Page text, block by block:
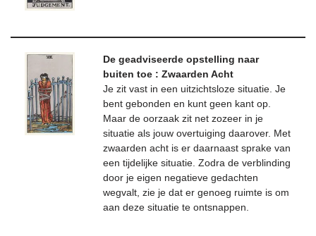
De geadviseerde opstelling naar
buiten toe : Zwaarden Acht
Je zit vast in een uitzichtsloze situatie. Je
bent gebonden en kunt geen kant op.
Maar de oorzaak zit net zozeer in je
situatie als jouw overtuiging daarover. Met
zwaarden acht is er daarnaast sprake van
een tijdelijke situatie. Zodra de verblinding
door je eigen negatieve gedachten
wegvalt, zie je dat er genoeg ruimte is om
aan deze situatie te ontsnappen.